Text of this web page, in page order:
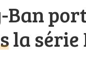
Ban
la série